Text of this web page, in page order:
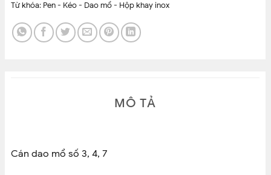
Từ khóa: Pen - Kéo - Dao mổ - Hộp khay inox
MÔ TẢ
Cán dao mổ số 3, 4, 7